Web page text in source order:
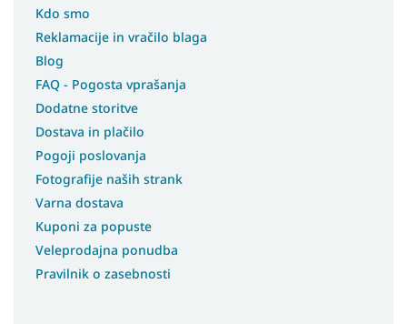
Kdo smo
Reklamacije in vračilo blaga
Blog
FAQ - Pogosta vprašanja
Dodatne storitve
Dostava in plačilo
Pogoji poslovanja
Fotografije naših strank
Varna dostava
Kuponi za popuste
Veleprodajna ponudba
Pravilnik o zasebnosti